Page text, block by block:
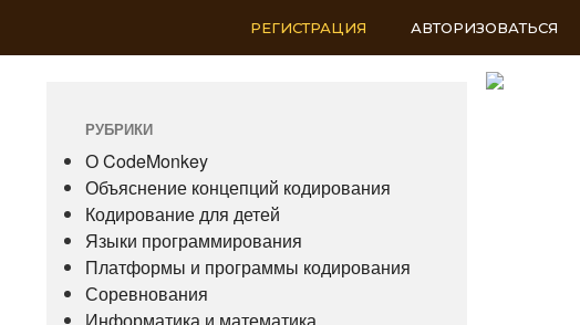
РЕГИСТРАЦИЯ АВТОРИЗОВАТЬСЯ
РУБРИКИ
О CodeMonkey
Объяснение концепций кодирования
Кодирование для детей
Языки программирования
Платформы и программы кодирования
Соревнования
Информатика и математика